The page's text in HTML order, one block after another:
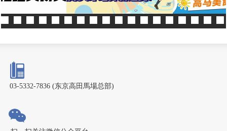
03-5332-7836 (东京高田馬場总部)